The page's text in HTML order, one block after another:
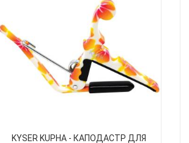
аксессуаров для укулеле.
Представляем вам новинку 2020 года
- каподастр для укулеле FLIGHT FC-BK.
Каподастр выполнен из алюминия, в
классическом черном цвете.
Конструкция каподастра простая и ..
KYSER KUPHA - КАПОДАСТР ДЛЯ